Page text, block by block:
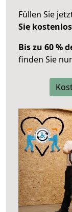
Füllen Sie
Sie
Bis zu 60 %
finden Sie